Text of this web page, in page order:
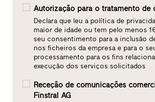
Autorização para o tratamento de
Declara que leu a política de
maior de idade ou tem pelo menos
seu consentimento para a inclusão
nos ficheiros da empresa e para o
processamento para os fins
execução dos serviços solicitados
Receção de comunicações
Finstral AG